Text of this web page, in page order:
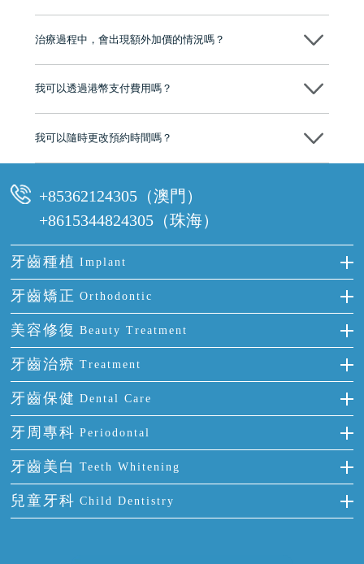
至今已服務超過三十個國家和地區的顧客，受到粵港澳大灣區及周邊城
有咨詢及服務保障中心，有任何問題都可以隨時預約免費咨詢，讓人十
治療過程中，會出現額外加價的情況嗎？
我可以透過港幣支付費用嗎？
可以。維港口腔會按照當日匯率轉算收取費用，而匯率會及時告知客人
我可以隨時更改預約時間嗎？
+85362124305（澳門）
+8615344824305（珠海）
牙齒種植 Implant
種牙
單顆牙缺失
門牙缺失
多顆牙缺失
半口缺失
全口缺失
牙齒矯正 Orthodontic
隱形箍牙
前牙反頜
牙齒擁擠
牙齒前突
牙齒稀疏
美容修復 Beauty Treatment
全瓷牙
烤瓷牙
氟斑牙
四環素牙
活動假牙
牙貼面
牙齒治療 Treatment
補牙
智齒
根管治療
拔牙
牙痛
牙齒保健 Dental Care
正確刷牙
全國愛牙日
預防牙病
牙科通識
牙周專科 Periodontal
牙周炎
牙齦出血
牙齦炎
牙齒美白 Teeth Whitening
冷光美白
兒童牙科 Child Dentistry